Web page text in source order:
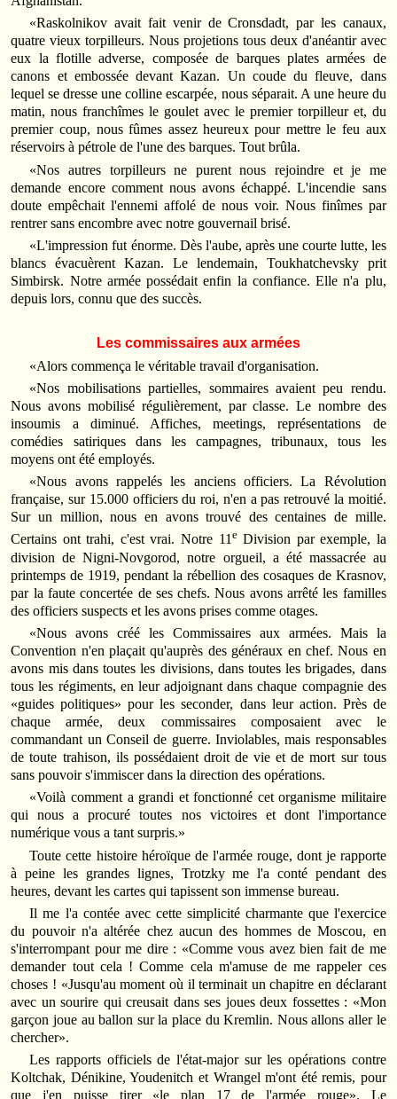
«Raskolnikov avait fait venir de Cronsdadt, par les canaux,
quatre vieux torpilleurs. Nous projetions tous deux d'anéantir avec
eux la flotille adverse, composée de barques plates armées de
canons et embossée devant Kazan. Un coude du fleuve, dans
lequel se dresse une colline escarpée, nous séparait. A une heure du
matin, nous franchîmes le goulet avec le premier torpilleur et, du
premier coup, nous fûmes assez heureux pour mettre le feu aux
réservoirs à pétrole de l'une des barques. Tout brûla.
«Nos autres torpilleurs ne purent nous rejoindre et je me
demande encore comment nous avons échappé. L'incendie sans
doute empêchait l'ennemi affolé de nous voir. Nous finîmes par
rentrer sans encombre avec notre gouvernail brisé.
«L'impression fut énorme. Dès l'aube, après une courte lutte, les
blancs évacuèrent Kazan. Le lendemain, Toukhatchevsky prit
Simbirsk. Notre armée possédait enfin la confiance. Elle n'a plu,
depuis lors, connu que des succès.
Les commissaires aux armées
«Alors commença le véritable travail d'organisation.
«Nos mobilisations partielles, sommaires avaient peu rendu.
Nous avons mobilisé régulièrement, par classe. Le nombre des
insoumis a diminué. Affiches, meetings, représentations de
comédies satiriques dans les campagnes, tribunaux, tous les
moyens ont été employés.
«Nous avons rappelés les anciens officiers. La Révolution
française, sur 15.000 officiers du roi, n'en a pas retrouvé la moitié.
Sur un million, nous en avons trouvé des centaines de mille.
Certains ont trahi, c'est vrai. Notre 11eDivision par exemple, la
division de Nigni-Novgorod, notre orgueil, a été massacrée au
printemps de 1919, pendant la rébellion des cosaques de Krasnov,
par la faute concertée de ses chefs. Nous avons arrêté les familles
des officiers suspects et les avons prises comme otages.
«Nous avons créé les Commissaires aux armées. Mais la
Convention n'en plaçait qu'auprès des généraux en chef. Nous en
avons mis dans toutes les divisions, dans toutes les brigades, dans
tous les régiments, en leur adjoignant dans chaque compagnie des
«guides politiques» pour les seconder, dans leur action. Près de
chaque armée, deux commissaires composaient avec le
commandant un Conseil de guerre. Inviolables, mais responsables
de toute trahison, ils possédaient droit de vie et de mort sur tous
sans pouvoir s'immiscer dans la direction des opérations.
«Voilà comment a grandi et fonctionné cet organisme militaire
qui nous a procuré toutes nos victoires et dont l'importance
numérique vous a tant surpris.»
Toute cette histoire héroïque de l'armée rouge, dont je rapporte
à peine les grandes lignes, Trotzky me l'a conté pendant des
heures, devant les cartes qui tapissent son immense bureau.
Il me l'a contée avec cette simplicité charmante que l'exercice
du pouvoir n'a altérée chez aucun des hommes de Moscou, en
s'interrompant pour me dire : «Comme vous avez bien fait de me
demander tout cela ! Comme cela m'amuse de me rappeler ces
choses ! «Jusqu'au moment où il terminait un chapitre en déclarant
avec un sourire qui creusait dans ses joues deux fossettes : «Mon
garçon joue au ballon sur la place du Kremlin. Nous allons aller le
chercher».
Les rapports officiels de l'état-major sur les opérations contre
Koltchak, Dénikine, Youdenitch et Wrangel m'ont été remis, pour
que j'en puisse tirer «le plan 17 de l'armée rouge». Le